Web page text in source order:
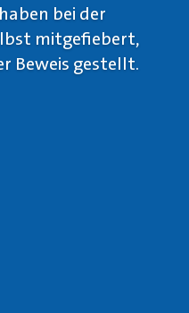
bei der
mitgefiebert,
Beweis gestellt.